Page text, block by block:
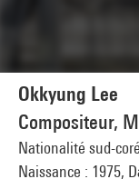
Okkyung Lee
Compositeur,
Nationalité sud-
Naissance : 1975,